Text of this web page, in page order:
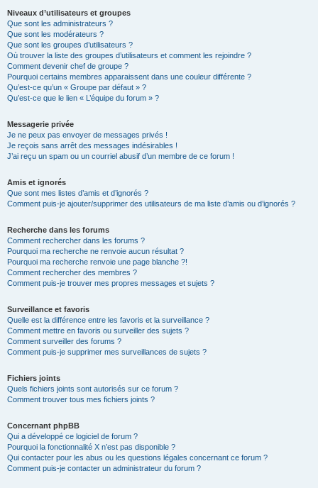
Niveaux d’utilisateurs et groupes
Que sont les administrateurs ?
Que sont les modérateurs ?
Que sont les groupes d’utilisateurs ?
Où trouver la liste des groupes d’utilisateurs et comment les rejoindre ?
Comment devenir chef de groupe ?
Pourquoi certains membres apparaissent dans une couleur différente ?
Qu’est-ce qu’un « Groupe par défaut » ?
Qu’est-ce que le lien « L’équipe du forum » ?
Messagerie privée
Je ne peux pas envoyer de messages privés !
Je reçois sans arrêt des messages indésirables !
J’ai reçu un spam ou un courriel abusif d’un membre de ce forum !
Amis et ignorés
Que sont mes listes d’amis et d’ignorés ?
Comment puis-je ajouter/supprimer des utilisateurs de ma liste d’amis ou d’ignorés ?
Recherche dans les forums
Comment rechercher dans les forums ?
Pourquoi ma recherche ne renvoie aucun résultat ?
Pourquoi ma recherche renvoie une page blanche ?!
Comment rechercher des membres ?
Comment puis-je trouver mes propres messages et sujets ?
Surveillance et favoris
Quelle est la différence entre les favoris et la surveillance ?
Comment mettre en favoris ou surveiller des sujets ?
Comment surveiller des forums ?
Comment puis-je supprimer mes surveillances de sujets ?
Fichiers joints
Quels fichiers joints sont autorisés sur ce forum ?
Comment trouver tous mes fichiers joints ?
Concernant phpBB
Qui a développé ce logiciel de forum ?
Pourquoi la fonctionnalité X n’est pas disponible ?
Qui contacter pour les abus ou les questions légales concernant ce forum ?
Comment puis-je contacter un administrateur du forum ?